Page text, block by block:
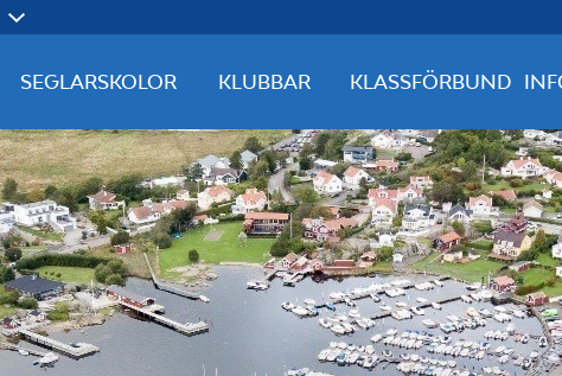
SEGLARSKOLOR KLUBBAR KLASSFÖRBUND